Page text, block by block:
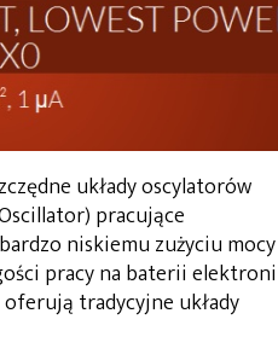
układy oscylatorów
pracujące
niskiemu zużyciu mocy
pracy na baterii
tradycyjne układy